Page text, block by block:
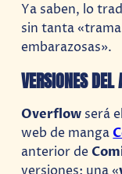
Ya saben, lo
sin tanta
embarazosas».
VERSIONES
Overflow será
web de manga
anterior de